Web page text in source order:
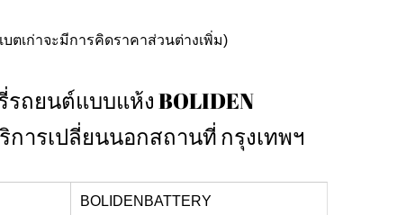
ตเก่าจะมีการคิดราคาส่วนต่างเพิ่ม)
รถยนต์แบบแห้ง BOLIDEN
การเปลี่ยนนอกสถานที่ กรุงเทพฯ
BOLIDENBATTERY